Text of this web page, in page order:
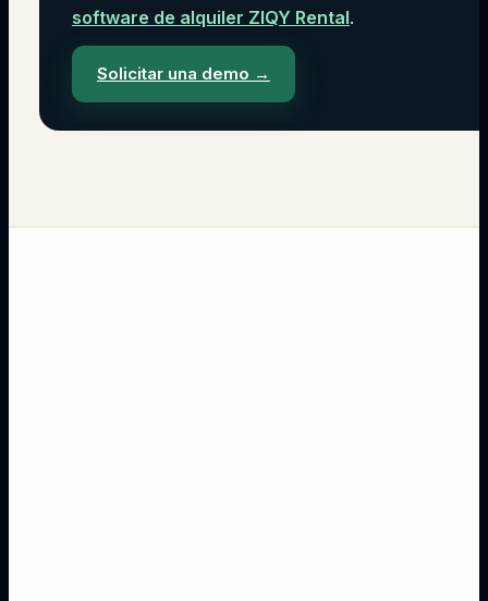
software de alquiler ZIQY Rental.
Solicitar una demo →